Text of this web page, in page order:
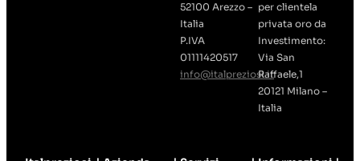
52100 Arezzo –
Italia
P.IVA
01111420517
info@italpreziosi.it
per clientela
privata oro da
Investimento:
Via San
Raffaele,1
20121 Milano –
Italia